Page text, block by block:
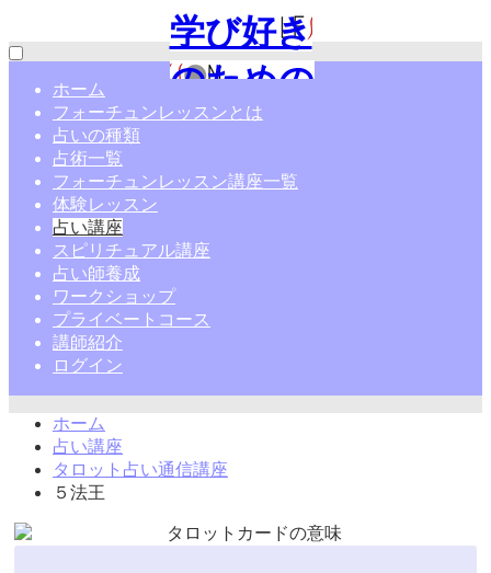
学び好き
のための
占い通信
講座|フォ
ホーム
フォーチュンレッスンとは
占いの種類
占術一覧
フォーチュンレッスン講座一覧
体験レッスン
占い講座
スピリチュアル講座
占い師養成
ワークショップ
プライベートコース
講師紹介
ログイン
ホーム
占い講座
タロット占い通信講座
５法王